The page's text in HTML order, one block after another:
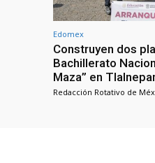
Edomex
Construyen dos
Bachillerato
Maza” en
Redacción Rotativo de